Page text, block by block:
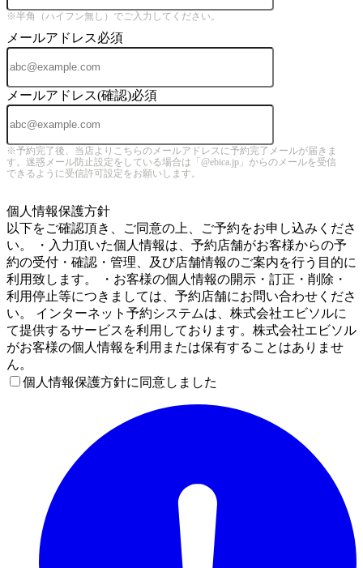
※半角（ハイフン無し）でご入力してください。
メールアドレス必須
メールアドレス(確認)必須
※予約完了後、当店よりこちらのメールアドレスに予約完了メールが届きま
す。迷惑メール防止設定をしている場合は「@ebica.jp」からのメールを受信
できるように受信許可設定をお願いします。
個人情報保護方針
以下をご確認頂き、ご同意の上、ご予約をお申し込みくださ
い。 ・入力頂いた個人情報は、予約店舗がお客様からの予
約の受付・確認・管理、及び店舗情報のご案内を行う目的に
利用致します。 ・お客様の個人情報の開示・訂正・削除・
利用停止等につきましては、予約店舗にお問い合わせくださ
い。 インターネット予約システムは、株式会社エビソルに
て提供するサービスを利用しております。株式会社エビソル
がお客様の個人情報を利用または保有することはありませ
ん。
個人情報保護方針に同意しました